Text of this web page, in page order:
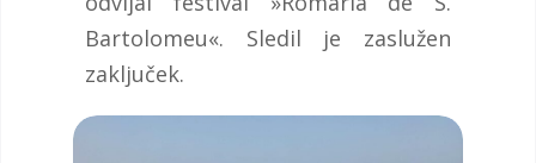
Bartolomeu«. Sledil je zaslužen
zaključek.